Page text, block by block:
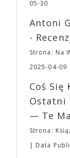
jednego z
(„Joker”,
roli.
osobisty
się z
„Bo się
Wystawców
Waszych
napoje oraz
planujemy
EXPO XXI!
05-30
Antoni
-
Strona: Na
2025-04-09
Coś Się
Ostatni
— Te
Strona:
Data